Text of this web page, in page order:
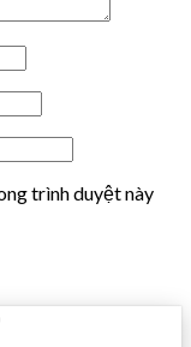
trình duyệt này